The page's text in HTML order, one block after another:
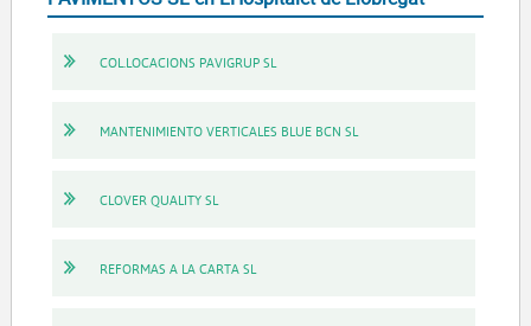
COL.LOCACIONS PAVIGRUP SL
MANTENIMIENTO VERTICALES BLUE BCN SL
CLOVER QUALITY SL
REFORMAS A LA CARTA SL